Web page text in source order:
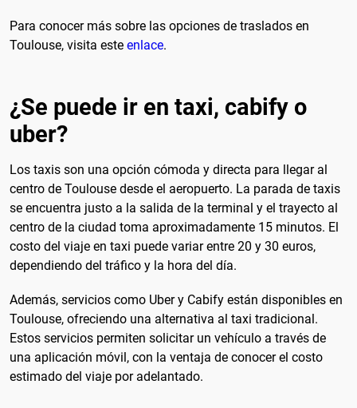
Para conocer más sobre las opciones de traslados en
Toulouse, visita este enlace.
¿Se puede ir en taxi, cabify o
uber?
Los taxis son una opción cómoda y directa para llegar al
centro de Toulouse desde el aeropuerto. La parada de taxis
se encuentra justo a la salida de la terminal y el trayecto al
centro de la ciudad toma aproximadamente 15 minutos. El
costo del viaje en taxi puede variar entre 20 y 30 euros,
dependiendo del tráfico y la hora del día.
Además, servicios como Uber y Cabify están disponibles en
Toulouse, ofreciendo una alternativa al taxi tradicional.
Estos servicios permiten solicitar un vehículo a través de
una aplicación móvil, con la ventaja de conocer el costo
estimado del viaje por adelantado.